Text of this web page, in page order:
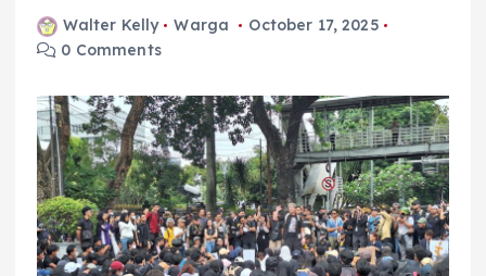
Walter Kelly Warga
October 17, 2025
0 Comments